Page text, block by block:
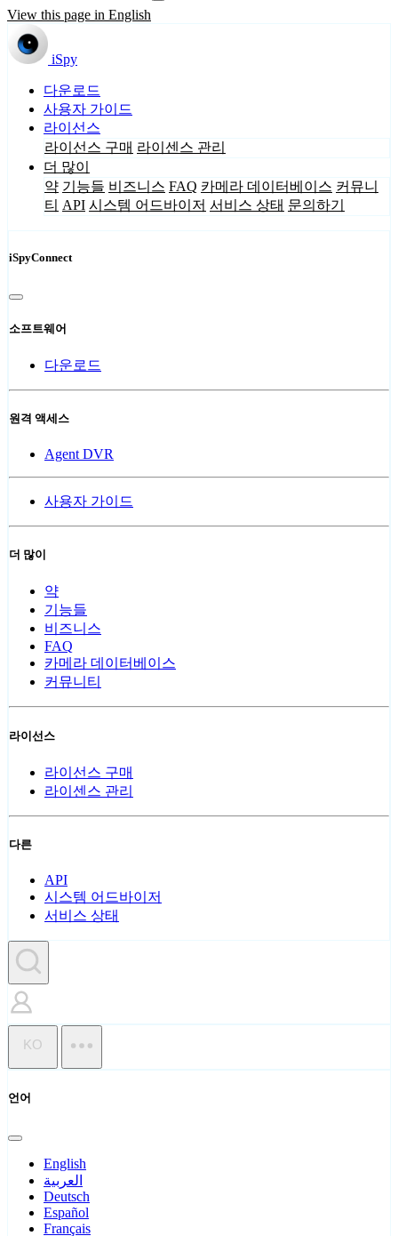
View this page in English
iSpy
다운로드
사용자 가이드
라이선스
라이선스 구매 라이센스 관리
더 많이
약 기능들 비즈니스 FAQ 카메라 데이터베이스 커뮤니
티 API 시스템 어드바이저 서비스 상태 문의하기
iSpyConnect
소프트웨어
다운로드
원격 액세스
Agent DVR
사용자 가이드
더 많이
약
기능들
비즈니스
FAQ
카메라 데이터베이스
커뮤니티
라이선스
라이선스 구매
라이센스 관리
다른
API
시스템 어드바이저
서비스 상태
KO
언어
English
العربية
Deutsch
Español
Français